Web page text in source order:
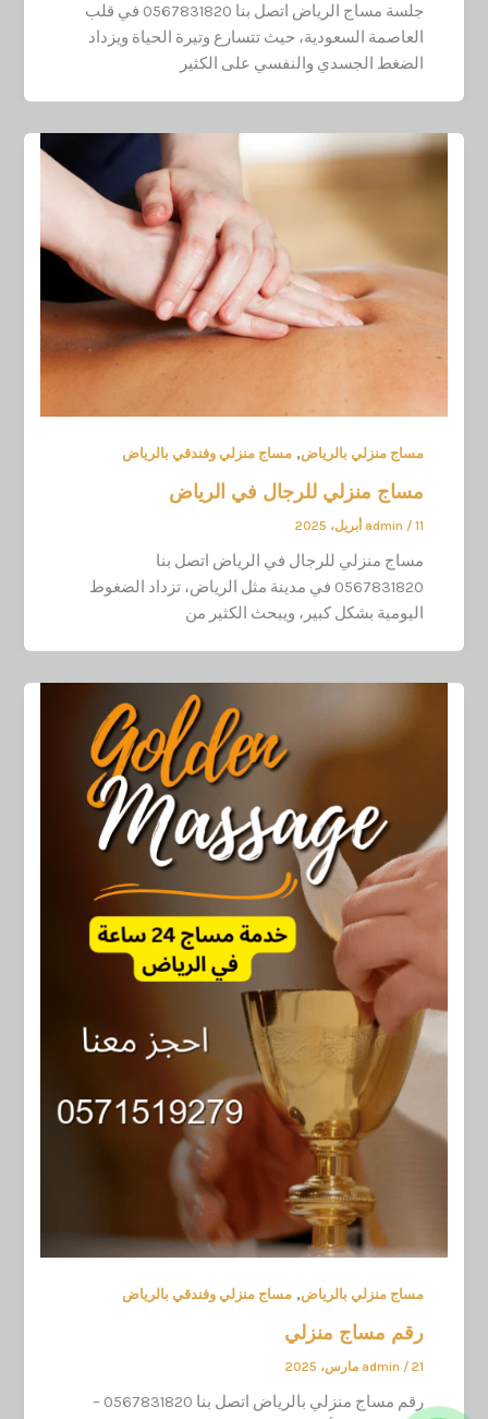
جلسة مساج الرياض اتصل بنا 0567831820 في قلب
العاصمة السعودية، حيث تتسارع وتيرة الحياة ويزداد
الضغط الجسدي والنفسي على الكثير
مساج منزلي بالرياض,مساج منزلي وفندقي بالرياض
مساج منزلي للرجال في الرياض
admin / 11 أبريل، 2025
مساج منزلي للرجال في الرياض اتصل بنا
0567831820 في مدينة مثل الرياض، تزداد الضغوط
اليومية بشكل كبير، ويبحث الكثير من
مساج منزلي بالرياض,مساج منزلي وفندقي بالرياض
رقم مساج منزلي
admin / 21 مارس، 2025
رقم مساج منزلي بالرياض اتصل بنا 0567831820 –